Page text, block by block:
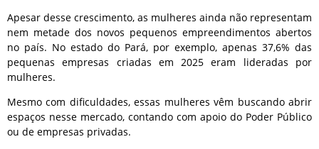
Apesar desse crescimento, as mulheres ainda não representam
nem metade dos novos pequenos empreendimentos abertos
no país. No estado do Pará, por exemplo, apenas 37,6% das
pequenas empresas criadas em 2025 eram lideradas por
mulheres.
Mesmo com dificuldades, essas mulheres vêm buscando abrir
espaços nesse mercado, contando com apoio do Poder Público
ou de empresas privadas.